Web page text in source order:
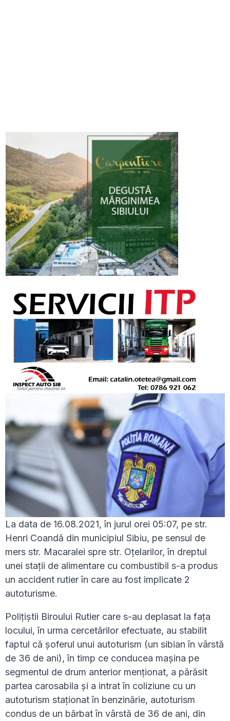
La data de 16.08.2021, în jurul orei 05:07, pe str.
Henri Coandă din municipiul Sibiu, pe sensul de
mers str. Macaralei spre str. Oțelarilor, în dreptul
unei stații de alimentare cu combustibil s-a produs
un accident rutier în care au fost implicate 2
autoturisme.
Polițiștii Biroului Rutier care s-au deplasat la fața
locului, în urma cercetărilor efectuate, au stabilit
faptul că șoferul unui autoturism (un sibian în vârstă
de 36 de ani), în timp ce conducea mașina pe
segmentul de drum anterior menționat, a părăsit
partea carosabila și a intrat în coliziune cu un
autoturism staționat în benzinărie, autoturism
condus de un bărbat în vârstă de 36 de ani, din